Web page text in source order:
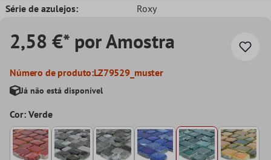
Série de azulejos:
Roxy
2,58 €* por Amostra
Número de produto:LZ79529_muster
Já não está disponível
Cor: Verde